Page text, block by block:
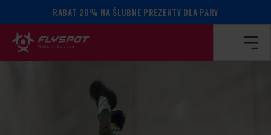
RABAT 20% NA ŚLUBNE PREZENTY DLA PARY
Strona główna / Kalendarz wydarzeń / Mac Sam camp!